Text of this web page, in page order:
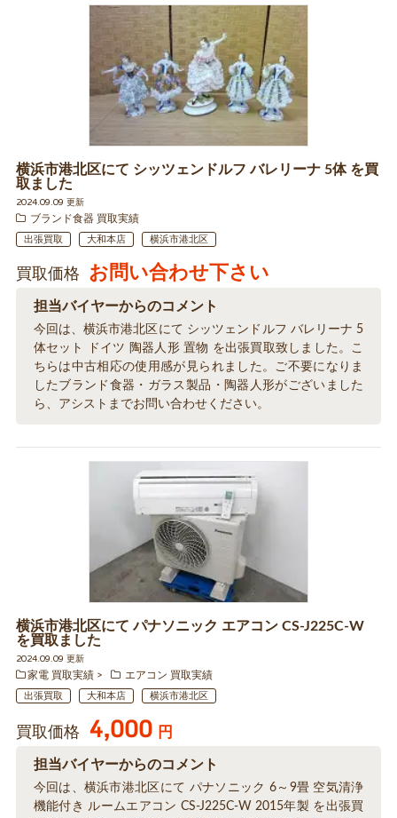
横浜市港北区にて シッツェンドルフ バレリーナ 5体 を買
取ました
2024.09.09 更新
ブランド食器 買取実績
出張買取 大和本店 横浜市港北区
買取価格 お問い合わせ下さい
担当バイヤーからのコメント
今回は、横浜市港北区にて シッツェンドルフ バレリーナ 5
体セット ドイツ 陶器人形 置物 を出張買取致しました。こ
ちらは中古相応の使用感が見られました。ご不要になりま
したブランド食器・ガラス製品・陶器人形がございました
ら、アシストまでお問い合わせください。
横浜市港北区にて パナソニック エアコン CS-J225C-W
を買取ました
2024.09.09 更新
家電 買取実績
エアコン 買取実績
出張買取 大和本店 横浜市港北区
買取価格 4,000 円
担当バイヤーからのコメント
今回は、横浜市港北区にて パナソニック 6～9畳 空気清浄
機能付き ルームエアコン CS-J225C-W 2015年製 を出張買